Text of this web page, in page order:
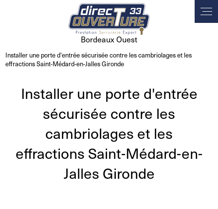
Bordeaux Ouest
Installer une porte d'entrée sécurisée contre les cambriolages et les
effractions Saint-Médard-en-Jalles Gironde
Installer une porte d'entrée
sécurisée contre les
cambriolages et les
effractions Saint-Médard-en-
Jalles Gironde
Panneau de gestion des cookies